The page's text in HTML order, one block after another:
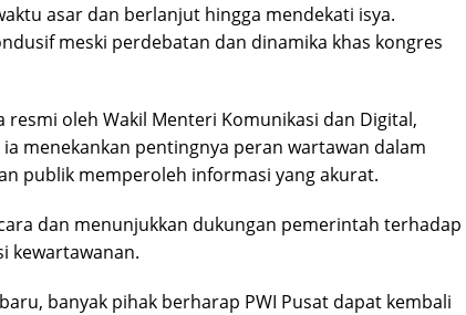
asar dan berlanjut hingga mendekati isya.
meski perdebatan dan dinamika khas kongres
resmi oleh Wakil Menteri Komunikasi dan Digital,
menekankan pentingnya peran wartawan dalam
publik memperoleh informasi yang akurat.
dan menunjukkan dukungan pemerintah terhadap
kewartawanan.
banyak pihak berharap PWI Pusat dapat kembali